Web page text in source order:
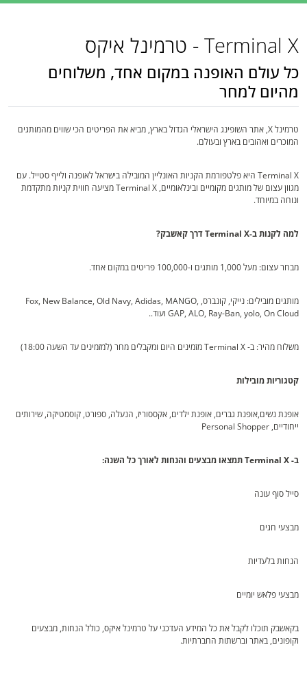
Terminal X - טרמינל איקס
כל עולם האופנה במקום אחד, משלוחים
מהיום למחר
טרמינל X, אתר השופינג הישראלי הגדול בארץ, מביא את הפריטים הכי שווים מהמותגים
המוכרים ואהובים בארץ ובעולם.
Terminal X היא פלטפורמת הקניות האונליין המובילה בישראל לאופנה ולייף סטייל. עם
מגוון עצום של מותגים מקומיים ובינלאומיים, Terminal X מציעה חווית קניות מתקדמת
ונוחה במיוחד.
למה לקנות ב-Terminal X דרך קאשבק?
מבחר עצום: מעל 1,000 מותגים ו-100,000 פריטים במקום אחד.
מותגים מובילים: נייקי, קונברס, Fox, New Balance, Old Navy, Adidas, MANGO,
GAP, ALO, Ray-Ban, yolo, On Cloud ועוד..
משלוח מהיר: ב- Terminal X מזמינים היום ומקבלים מחר (למזמינים עד השעה 18:00)
קטגוריות מובילות
אופנת נשים,אופנת גברים, אופנת ילדים, אקססוריז, הנעלה, ספורט, קוסמטיקה, שירותים
ייחודיים, Personal Shopper
ב- Terminal X תמצאו מבצעים והנחות לאורך כל השנה:
סייל סוף עונה
מבצעי חגים
הנחות בלעדיות
מבצעי פלאש יומיים
בקאשבק תוכלו לקבל את כל המידע העדכני על טרמינל איקס, כולל הנחות, מבצעים
וקופונים, באתר וברשתות החברתיות.